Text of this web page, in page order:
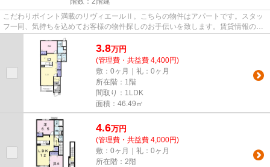
こだわりポイント満載のリヴィエールⅡ。こちらの物件はアパートです。スタッ
フ一同、気持ちを込めてお客様の物件探しのお手伝いを致します。賃貸情報のこ
となら、豊富な物件情報を取り...
3.8万円
(管理費・共益費 4,400円)
敷：0ヶ月｜礼：0ヶ月
所在階：1階
間取り：1LDK
面積：46.49㎡
4.6万円
(管理費・共益費 4,000円)
敷：0ヶ月｜礼：0ヶ月
所在階：2階